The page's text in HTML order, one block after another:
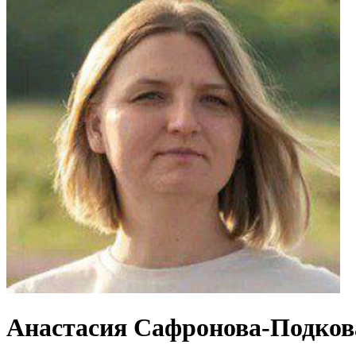
Анастасия Сафронова-